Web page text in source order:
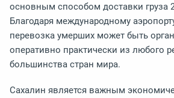
основным способом доставки груза
Благодаря международному
перевозка умерших может быть
оперативно практически из любого
большинства стран мира.
Сахалин является важным